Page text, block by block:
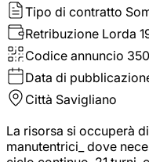
Tipo di contratto
Retribuzione Lorda
Codice annuncio
Data di
Città Savigliano
La risorsa si occuperà
manutentrici_ dove